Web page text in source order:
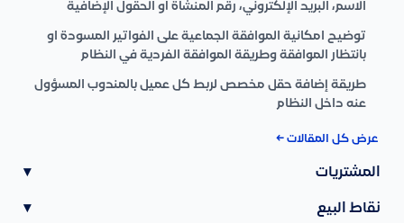
الاسم، البريد الإلكتروني، رقم المنشأة أو الحقول الإضافية
توضيح امكانية الموافقة الجماعية على الفواتير المسودة او
بانتظار الموافقة وطريقة الموافقة الفردية في النظام
طريقة إضافة حقل مخصص لربط كل عميل بالمندوب المسؤول
عنه داخل النظام
عرض كل المقالات ←
المشتريات ▾
نقاط البيع ▾